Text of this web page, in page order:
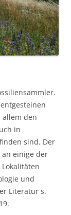
den
in
sind. Der
einige der
und
Literatur s.